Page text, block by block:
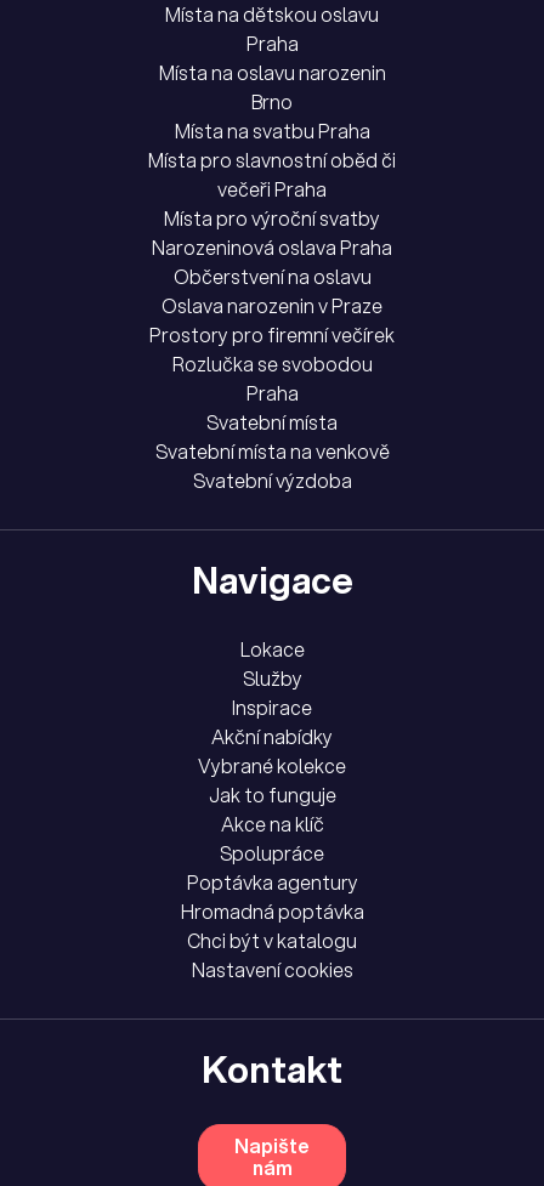
Místa na dětskou oslavu
Praha
Místa na oslavu narozenin
Brno
Místa na svatbu Praha
Místa pro slavnostní oběd či
večeři Praha
Místa pro výroční svatby
Narozeninová oslava Praha
Občerstvení na oslavu
Oslava narozenin v Praze
Prostory pro firemní večírek
Rozlučka se svobodou
Praha
Svatební místa
Svatební místa na venkově
Svatební výzdoba
Navigace
Lokace
Služby
Inspirace
Akční nabídky
Vybrané kolekce
Jak to funguje
Akce na klíč
Spolupráce
Poptávka agentury
Hromadná poptávka
Chci být v katalogu
Nastavení cookies
Kontakt
Napište
nám